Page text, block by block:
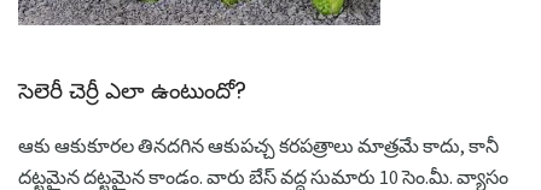
సెలెరీ చెర్రీ ఎలా ఉంటుందో?
ఆకు ఆకుకూరల తినదగిన ఆకుపచ్చ కరపత్రాలు మాత్రమే కాదు, కానీ
దట్టమైన దట్టమైన కాండం. వారు బేస్ వద్ద సుమారు 10 సెం.మీ. వ్యాసం